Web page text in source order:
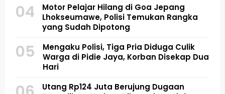
04
Motor Pelajar Hilang di Goa Jepang
Lhokseumawe, Polisi Temukan Rangka
yang Sudah Dipotong
05
Mengaku Polisi, Tiga Pria Diduga Culik
Warga di Pidie Jaya, Korban Disekap Dua
Hari
Utang Rp124 Juta Berujung Dugaan